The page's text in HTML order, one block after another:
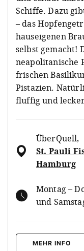
Schiffe. Dazu
– das
hauseigenen
selbst gemacht!
neapolitanische
frischen
Pistazien.
fluffig und
ÜberQuell,
St. Pauli
Hamburg
Montag –
und
MEHR INFO